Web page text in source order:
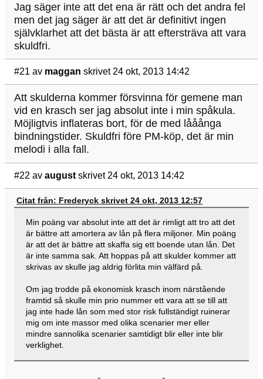
Jag säger inte att det ena är rätt och det andra fel
men det jag säger är att det är definitivt ingen
självklarhet att det bästa är att eftersträva att vara
skuldfri.
#21 av maggan skrivet 24 okt, 2013 14:42
Att skulderna kommer försvinna för gemene man
vid en krasch ser jag absolut inte i min spåkula.
Möjligtvis inflateras bort, för de med lååånga
bindningstider. Skuldfri före PM-köp, det är min
melodi i alla fall.
#22 av august skrivet 24 okt, 2013 14:42
Citat från: Frederyck skrivet 24 okt, 2013 12:57
Min poäng var absolut inte att det är rimligt att tro att det
är bättre att amortera av lån på flera miljoner. Min poäng
är att det är bättre att skaffa sig ett boende utan lån. Det
är inte samma sak. Att hoppas på att skulder kommer att
skrivas av skulle jag aldrig förlita min välfärd på.
Om jag trodde på ekonomisk krasch inom närstående
framtid så skulle min prio nummer ett vara att se till att
jag inte hade lån som med stor risk fullständigt ruinerar
mig om inte massor med olika scenarier mer eller
mindre sannolika scenarier samtidigt blir eller inte blir
verklighet.